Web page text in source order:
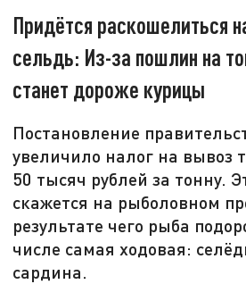
Придётся раскошелиться
сельдь: Из-за пошлин на
станет дороже курицы
Постановление
увеличило налог на вывоз
50 тысяч рублей за тонну.
скажется на рыболовном
результате чего рыба
числе самая ходовая:
сардина.